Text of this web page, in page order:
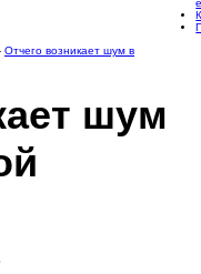
Отчего возникает шум в
шум